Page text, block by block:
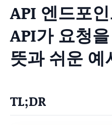
API 엔드포
API가 요청
뜻과 쉬운 예
TL;DR